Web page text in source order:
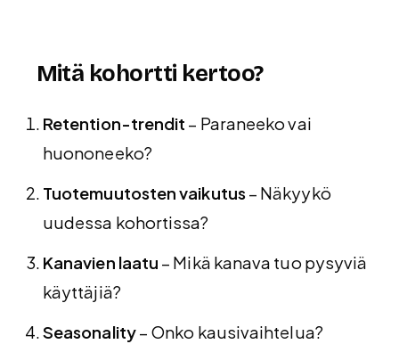
Mitä kohortti kertoo?
Retention-trendit – Paraneeko vai
huononeeko?
Tuotemuutosten vaikutus– Näkyykö
uudessa kohortissa?
Kanavien laatu – Mikä kanava tuo pysyviä
käyttäjiä?
Seasonality– Onko kausivaihtelua?